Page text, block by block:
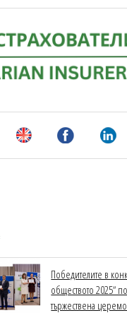
Победителите в
обществото 2025“
тържествена